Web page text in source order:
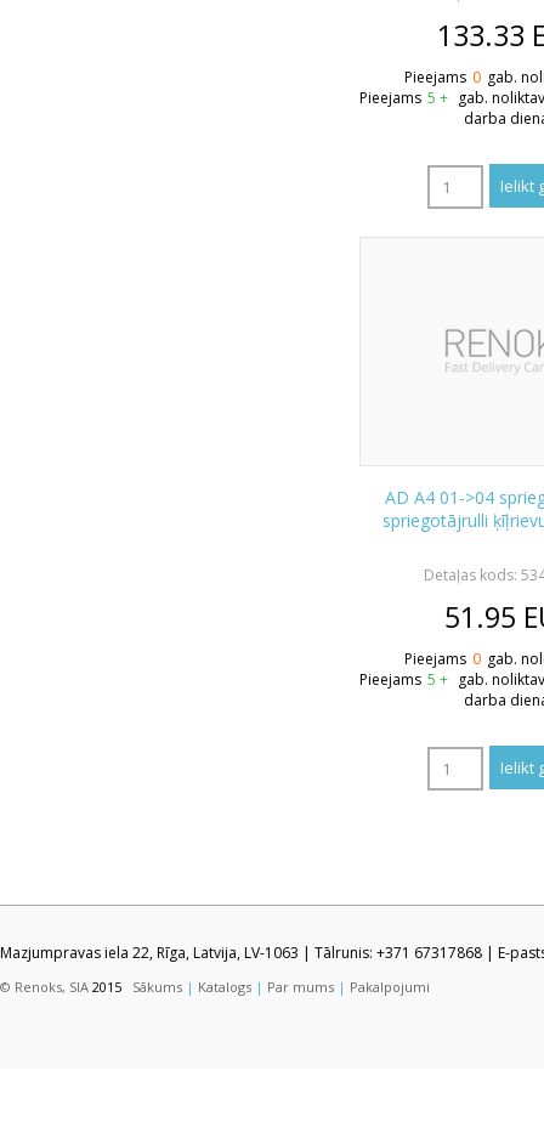
133.33
Pieejams 0 gab.
Pieejams 5 + gab.
darba
AD A4 01->04
spriegotājrulli
Detaļas kods:
51.95
Pieejams 0 gab.
Pieejams 5 + gab.
darba
Mazjumpravas iela 22, Rīga, Latvija, LV-1063 | Tālrunis: +371 67317868 | E-
© Renoks, SIA 2015 Sākums | Katalogs | Par mums | Pakalpojumi